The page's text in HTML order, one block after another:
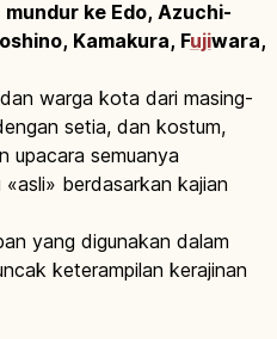
ke Edo, Azuchi-
Kamakura, Fujiwara,
warga kota dari masing-
setia, dan kostum,
upacara semuanya
berdasarkan kajian
yang digunakan dalam
keterampilan kerajinan